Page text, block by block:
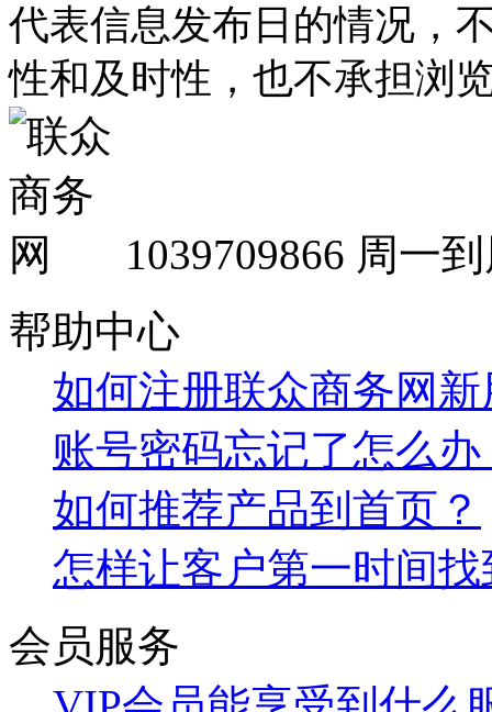
代表信息发布日的情况，
性和及时性，也不承担浏
1039709866 周一
帮助中心
如何注册联众商务网
账号密码忘记了怎么办
如何推荐产品到首页？
怎样让客户第一时间
会员服务